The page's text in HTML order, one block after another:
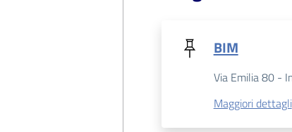
BIM
Via Emilia 80 -
Maggiori dettagli